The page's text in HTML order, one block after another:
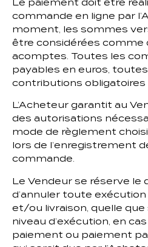
Le paiement doit être
commande en ligne par
moment, les sommes
être considérées comme
acomptes. Toutes les
payables en euros,
contributions obligatoires
L’Acheteur garantit au
des autorisations
mode de règlement
lors de l’enregistrement
commande.
Le Vendeur se réserve le
d’annuler toute
et/ou livraison, quelle
niveau d’exécution, en
paiement ou paiement